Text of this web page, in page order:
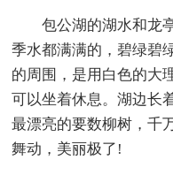
包公湖的湖水和龙
季水都满满的，碧绿碧
的周围，是用白色的大
可以坐着休息。湖边长
最漂亮的要数柳树，千
舞动，美丽极了!